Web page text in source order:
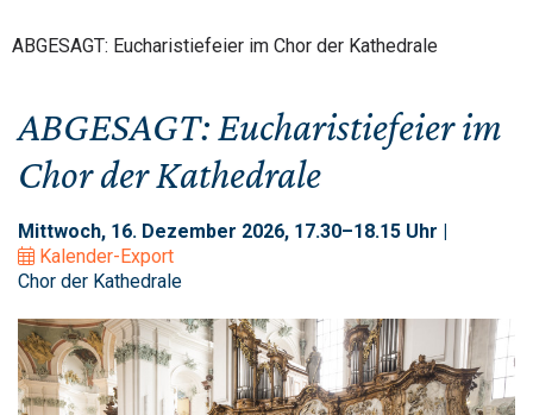
ABGESAGT: Eucharistiefeier im Chor der Kathedrale
ABGESAGT: Eucharistiefeier im
Chor der Kathedrale
Mittwoch, 16. Dezember 2026, 17.30–18.15 Uhr |
Kalender-Export
Chor der Kathedrale